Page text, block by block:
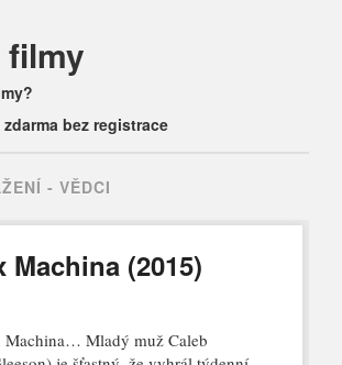
bez registrace
- VĚDCI
Machina (2015)
Machina… Mladý muž Caleb